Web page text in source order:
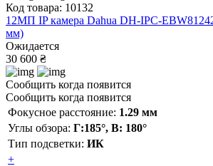
Код товара: 10132
12МП IP камера Dahua DH-IPC-
мм)
Ожидается
30 600 ₴
Сообщить когда появится
Сообщить когда появится
Фокусное расстояние: 1.29 мм
Углы обзора: Г:185°, В: 180°
Тип подсветки: ИК
+